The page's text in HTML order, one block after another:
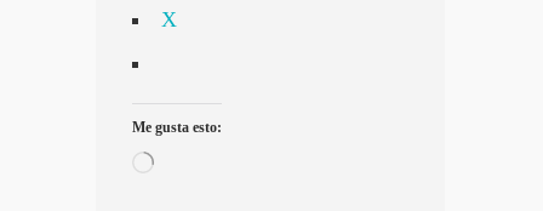
X
Me gusta esto:
Cargando...